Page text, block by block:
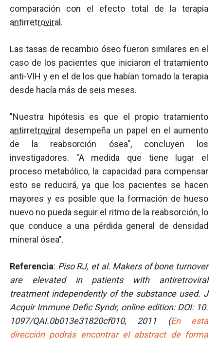
comparación con el efecto total de la terapia
antirretroviral .
Las tasas de recambio óseo fueron similares en el
caso de los pacientes que iniciaron el tratamiento
anti-VIH y en el de los que habían tomado la terapia
desde hacía más de seis meses.
"Nuestra hipótesis es que el propio tratamiento
antirretroviral
desempeña un papel en el aumento
de la reabsorción ósea", concluyen los
investigadores. "A medida que tiene lugar el
proceso metabólico, la capacidad para compensar
esto se reducirá, ya que los pacientes se hacen
mayores y es posible que la formación de hueso
nuevo no pueda seguir el ritmo de la reabsorción, lo
que conduce a una pérdida general de densidad
mineral ósea".
Referencia: Piso RJ, et al. Makers of bone turnover
are elevated in patients with antiretroviral
treatment independently of the substance used. J
Acquir Immune Defic Syndr, online edition: DOI: 10.
1097/QAI.0b013e31820cf010, 2011 (En esta
dirección podrás encontrar el abstract de forma